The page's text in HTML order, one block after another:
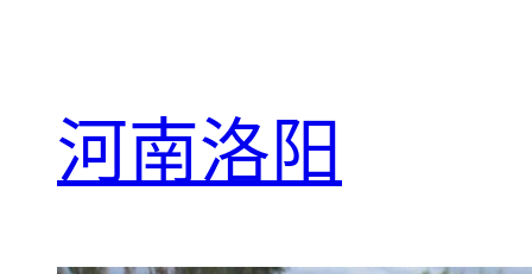
河南洛阳